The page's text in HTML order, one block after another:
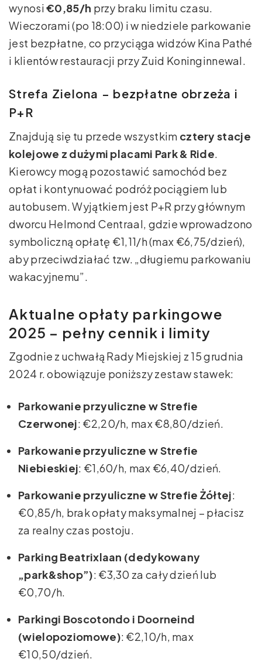
wynosi€0,85/h przy braku limitu czasu.
Wieczorami (po 18:00) i w niedziele parkowanie
jest bezpłatne, co przyciąga widzów Kina Pathé
i klientów restauracji przy Zuid Koninginnewal.
Strefa Zielona – bezpłatne obrzeża i
P+R
Znajdują się tu przede wszystkim cztery stacje
kolejowe z dużymi placami Park & Ride.
Kierowcy mogą pozostawić samochód bez
opłat i kontynuować podróż pociągiem lub
autobusem. Wyjątkiem jest P+R przy głównym
dworcu Helmond Centraal, gdzie wprowadzono
symboliczną opłatę €1,11/h (max €6,75/dzień),
aby przeciwdziałać tzw. „długiemu parkowaniu
wakacyjnemu”.
Aktualne opłaty parkingowe
2025 – pełny cennik i limity
Zgodnie z uchwałą Rady Miejskiej z 15 grudnia
2024 r. obowiązuje poniższy zestaw stawek:
Parkowanie przyuliczne w Strefie
Czerwonej: €2,20/h, max €8,80/dzień.
Parkowanie przyuliczne w Strefie
Niebieskiej: €1,60/h, max €6,40/dzień.
Parkowanie przyuliczne w Strefie Żółtej:
€0,85/h, brak opłaty maksymalnej – płacisz
za realny czas postoju.
Parking Beatrixlaan (dedykowany
„park&shop”): €3,30 za cały dzień lub
€0,70/h.
Parkingi Boscotondo i Doorneind
(wielopoziomowe): €2,10/h, max
€10,50/dzień.